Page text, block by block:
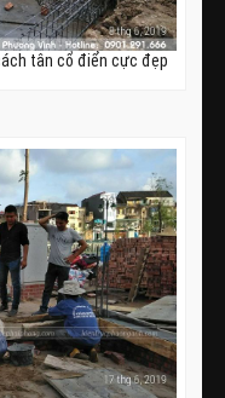
tân cổ điển cực đẹp